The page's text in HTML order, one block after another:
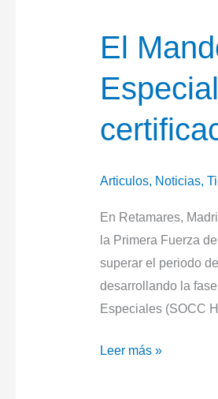
El
Articulos, Noticias,
En Retamares,
la Primera Fuerza
superar el periodo
desarrollando la
Especiales (SOCC
El
Leer más »